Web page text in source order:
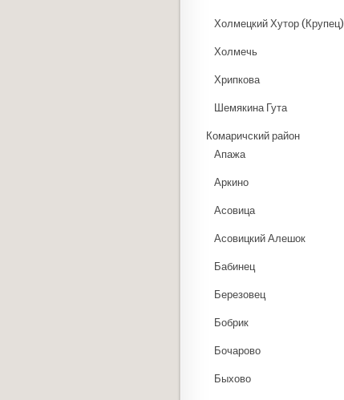
Холмецкий Хутор (Крупец)
Холмечь
Хрипкова
Шемякина Гута
Комаричский район
Апажа
Аркино
Асовица
Асовицкий Алешок
Бабинец
Березовец
Бобрик
Бочарово
Быхово